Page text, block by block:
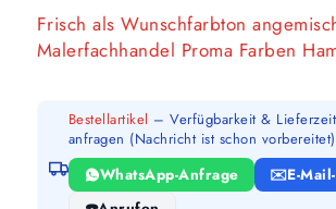
Frisch als Wunschfarbton
Malerfachhandel Proma Farben
Bestellartikel – Verfügbarkeit &
anfragen (Nachricht ist schon
WhatsApp-Anfrage
E-